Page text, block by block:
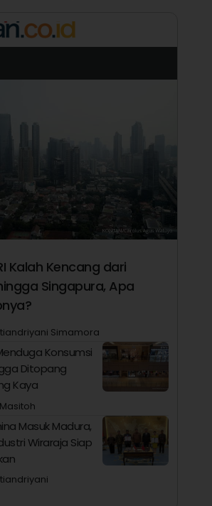
Kalah Kencang dari
Singapura, Apa
Simamora
Konsumsi
Ditopang
Kaya
Masuk Madura,
Wiraraja Siap